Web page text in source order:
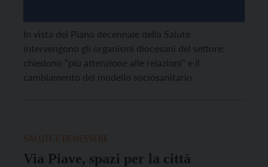
In vista del Piano decennale della Salute
intervengono gli organismi diocesani del settore:
chiedono “più attenzione alle relazioni” e il
cambiamento del modello sociosanitario
Via Piave, spazi per la città